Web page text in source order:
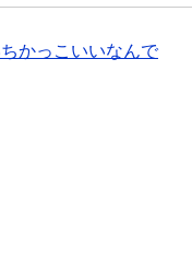
かっこいいなんで